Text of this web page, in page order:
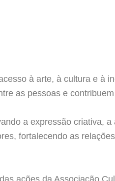
à arte, à cultura e à
as pessoas e
a expressão criativa,
fortalecendo as
ações da Associação